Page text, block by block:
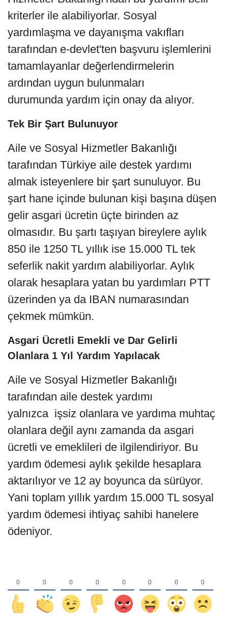
kriterler ile alabiliyorlar. Sosyal
yardımlaşma ve dayanışma vakıfları
tarafından e-devlet'ten başvuru işlemlerini
tamamlayanlar değerlendirmelerin
ardından uygun bulunmaları
durumunda yardım için onay da alıyor.
Tek Bir Şart Bulunuyor
Aile ve Sosyal Hizmetler Bakanlığı
tarafından Türkiye aile destek yardımı
almak isteyenlere bir şart sunuluyor. Bu
şart hane içinde bulunan kişi başına düşen
gelir asgari ücretin üçte birinden az
olmasıdır. Bu şartı taşıyan bireylere aylık
850 ile 1250 TL yıllık ise 15.000 TL tek
seferlik nakit yardım alabiliyorlar. Aylık
olarak hesaplara yatan bu yardımları PTT
üzerinden ya da IBAN numarasından
çekmek mümkün.
Asgari Ücretli Emekli ve Dar Gelirli
Olanlara 1 Yıl Yardım Yapılacak
Aile ve Sosyal Hizmetler Bakanlığı
tarafından aile destek yardımı
yalnızca işsiz olanlara ve yardıma muhtaç
olanlara değil aynı zamanda da asgari
ücretli ve emeklileri de ilgilendiriyor. Bu
yardım ödemesi aylık şekilde hesaplara
aktarılıyor ve 12 ay boyunca da sürüyor.
Yani toplam yıllık yardım 15.000 TL sosyal
yardım ödemesi ihtiyaç sahibi hanelere
ödeniyor.